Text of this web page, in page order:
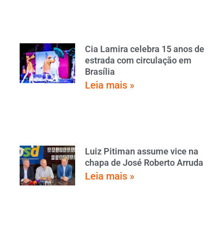
Cia Lamira celebra 15 anos de
estrada com circulação em
Brasília
Leia mais »
Luiz Pitiman assume vice na
chapa de José Roberto Arruda
Leia mais »